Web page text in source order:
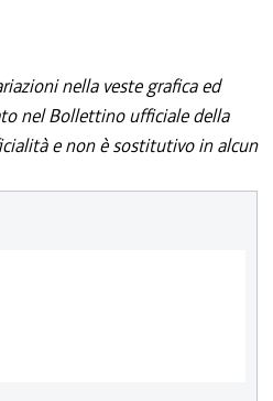
nella veste grafica ed
nel Bollettino ufficiale della
e non è sostitutivo in alcun